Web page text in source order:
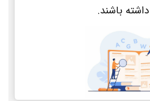
باشند.